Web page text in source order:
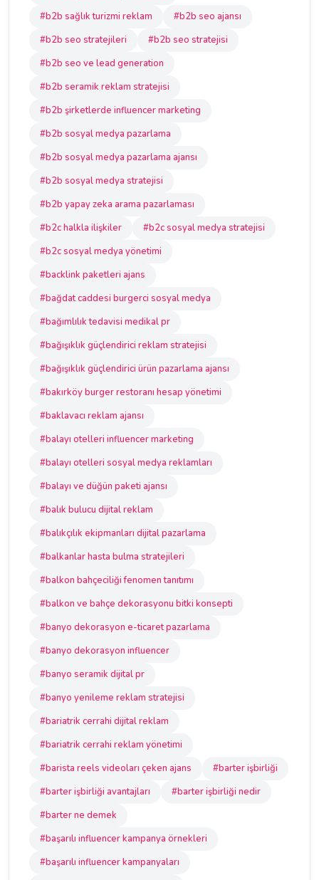
#b2b sağlık turizmi reklam
#b2b seo ajansı
#b2b seo stratejileri
#b2b seo stratejisi
#b2b seo ve lead generation
#b2b seramik reklam stratejisi
#b2b şirketlerde influencer marketing
#b2b sosyal medya pazarlama
#b2b sosyal medya pazarlama ajansı
#b2b sosyal medya stratejisi
#b2b yapay zeka arama pazarlaması
#b2c halkla ilişkiler
#b2c sosyal medya stratejisi
#b2c sosyal medya yönetimi
#backlink paketleri ajans
#bağdat caddesi burgerci sosyal medya
#bağımlılık tedavisi medikal pr
#bağışıklık güçlendirici reklam stratejisi
#bağışıklık güçlendirici ürün pazarlama ajansı
#bakırköy burger restoranı hesap yönetimi
#baklavacı reklam ajansı
#balayı otelleri influencer marketing
#balayı otelleri sosyal medya reklamları
#balayı ve düğün paketi ajansı
#balık bulucu dijital reklam
#balıkçılık ekipmanları dijital pazarlama
#balkanlar hasta bulma stratejileri
#balkon bahçeciliği fenomen tanıtımı
#balkon ve bahçe dekorasyonu bitki konsepti
#banyo dekorasyon e-ticaret pazarlama
#banyo dekorasyon influencer
#banyo seramik dijital pr
#banyo yenileme reklam stratejisi
#bariatrik cerrahi dijital reklam
#bariatrik cerrahi reklam yönetimi
#barista reels videoları çeken ajans
#barter işbirliği
#barter işbirliği avantajları
#barter işbirliği nedir
#barter ne demek
#başarılı influencer kampanya örnekleri
#başarılı influencer kampanyaları